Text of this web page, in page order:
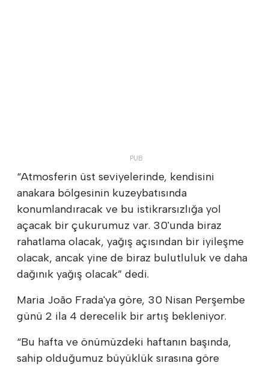
“Atmosferin üst seviyelerinde, kendisini
anakara bölgesinin kuzeybatısında
konumlandıracak ve bu istikrarsızlığa yol
açacak bir çukurumuz var. 30'unda biraz
rahatlama olacak, yağış açısından bir iyileşme
olacak, ancak yine de biraz bulutluluk ve daha
dağınık yağış olacak” dedi.
Maria João Frada'ya göre, 30 Nisan Perşembe
günü 2 ila 4 derecelik bir artış bekleniyor.
“Bu hafta ve önümüzdeki haftanın başında,
sahip olduğumuz büyüklük sırasına göre